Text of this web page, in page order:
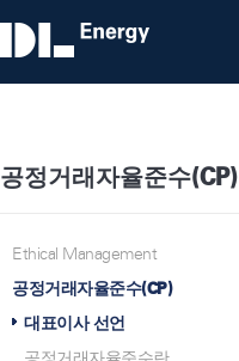
공정거래자율준수(CP)
Ethical Management
공정거래자율준수(CP)
대표이사 선언